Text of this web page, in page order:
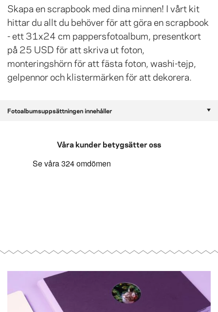
Skapa en scrapbook med dina minnen! I vårt kit
hittar du allt du behöver för att göra en scrapbook
- ett 31x24 cm pappersfotoalbum, presentkort
på 25 USD för att skriva ut foton,
monteringshörn för att fästa foton, washi-tejp,
gelpennor och klistermärken för att dekorera.
Fotoalbumsuppsättningen innehåller
Våra kunder betygsätter oss